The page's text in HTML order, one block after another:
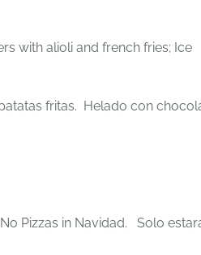
with alioli and french fries; Ice
fritas. Helado con
Pizzas in Navidad. Solo